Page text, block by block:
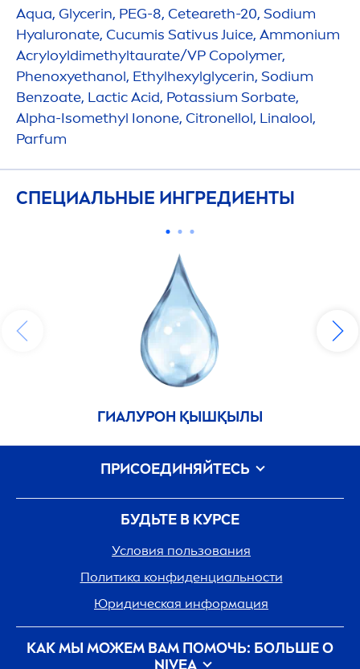
Aqua, Glycerin, PEG-8, Ceteareth-20, Sodium
Hyaluronate, Cucumis Sativus Juice, Ammonium
Acryloyldimethyltaurate/VP Copolymer,
Phenoxyethanol, Ethylhexylglycerin, Sodium
Benzoate, Lactic Acid, Potassium Sorbate,
Alpha-Isomethyl Ionone, Citronellol, Linalool,
Parfum
СПЕЦИАЛЬНЫЕ ИНГРЕДИЕНТЫ
ГИАЛУРОН ҚЫШҚЫЛЫ
БУДЬТЕ В КУРСЕ
Условия пользования
Политика конфиденциальности
Юридическая информация
КАК МЫ МОЖЕМ ВАМ ПОМОЧЬ: БОЛЬШЕ О
NIVEA
ПРИСОЕДИНЯЙТЕСЬ